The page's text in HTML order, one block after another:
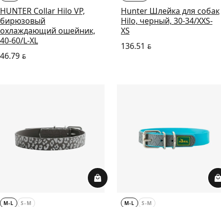
HUNTER Collar Hilo VP,
бирюзовый
охлаждающий ошейник,
40-60/L-XL
46.79 BYN
Hunter Шлейка для собак
Hilo, черный, 30-34/XXS-
XS
136.51 BYN
M-L S-M M-L S-M